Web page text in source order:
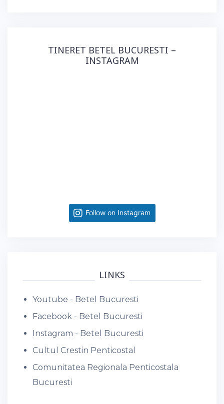
TINERET BETEL BUCURESTI –
INSTAGRAM
Follow on Instagram
LINKS
Youtube - Betel Bucuresti
Facebook - Betel Bucuresti
Instagram - Betel Bucuresti
Cultul Crestin Penticostal
Comunitatea Regionala Penticostala
Bucuresti